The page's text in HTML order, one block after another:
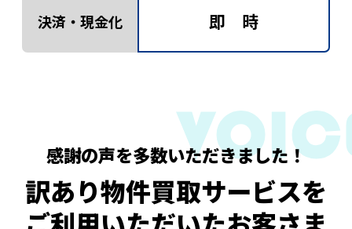
決済・現金化 即 時
感謝の声を多数いただきました！
訳あり物件買取サービスを